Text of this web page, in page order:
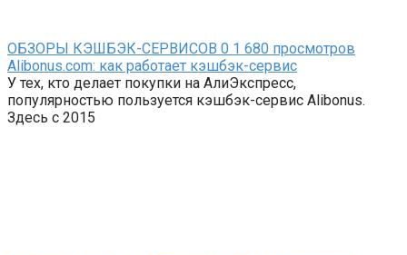
ОБЗОРЫ КЭШБЭК-СЕРВИСОВ 0 1 680 просмотров
Alibonus.com: как работает кэшбэк-сервис
У тех, кто делает покупки на АлиЭкспресс,
популярностью пользуется кэшбэк-сервис Alibonus.
Здесь с 2015